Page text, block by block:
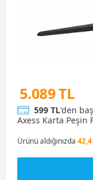
5.089 TL
599 TL'den
Axess Karta Peşin
Ürünü aldığınızda